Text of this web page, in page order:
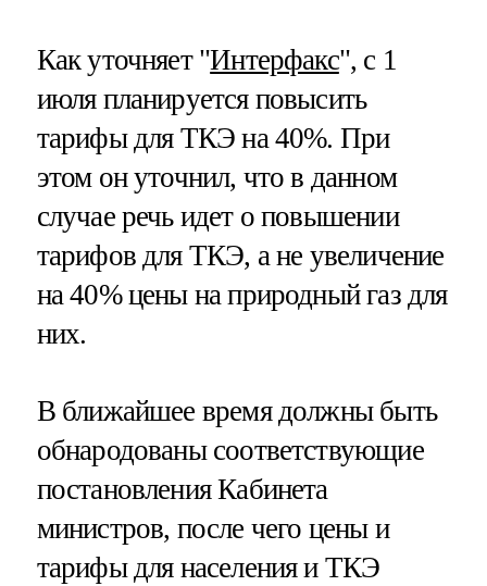
Как уточняет "Интерфакс", с 1
июля планируется повысить
тарифы для ТКЭ на 40%. При
этом он уточнил, что в данном
случае речь идет о повышении
тарифов для ТКЭ, а не увеличение
на 40% цены на природный газ для
них.
В ближайшее время должны быть
обнародованы соответствующие
постановления Кабинета
министров, после чего цены и
тарифы для населения и ТКЭ